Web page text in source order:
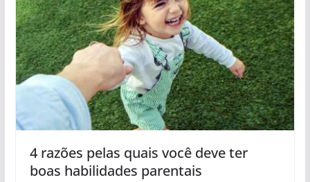
4 razões pelas quais você deve ter
boas habilidades parentais